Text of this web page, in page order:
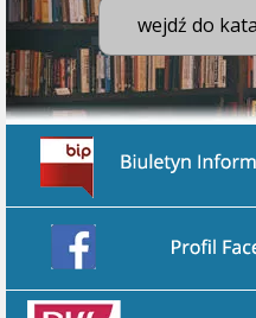
wejdź do
Przejdź na stronę BIP
Przejdź na stronę Facebook
Przejdź na stronę DDK